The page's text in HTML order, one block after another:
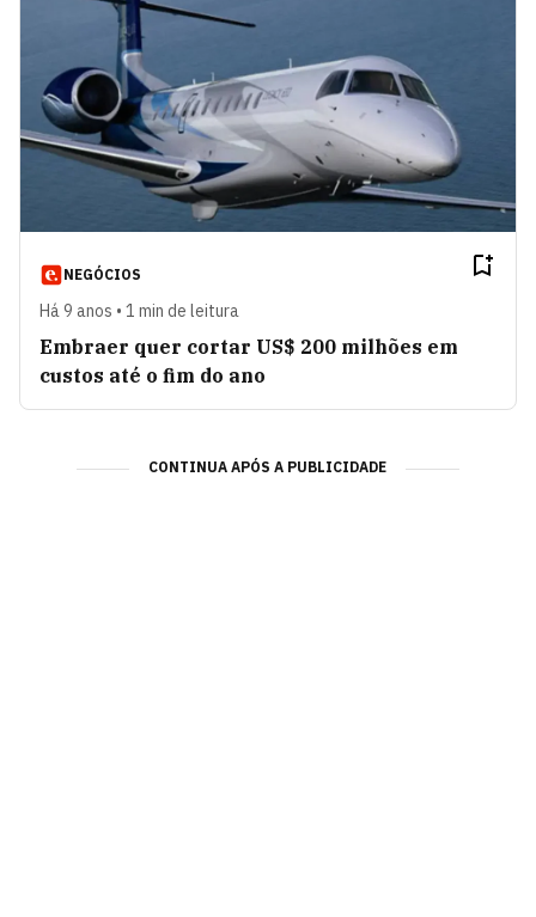
NEGÓCIOS
Há 9 anos • 1 min de leitura
Embraer quer cortar US$ 200 milhões em
custos até o fim do ano
CONTINUA APÓS A PUBLICIDADE